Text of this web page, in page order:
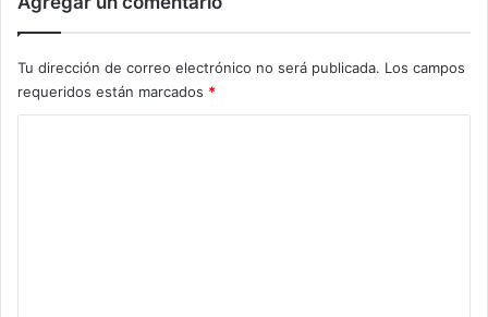
Tu dirección de correo electrónico no será publicada. Los campos
requeridos están marcados *